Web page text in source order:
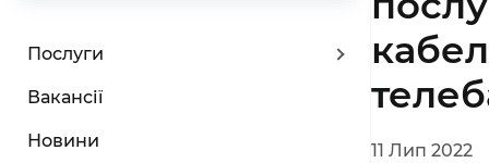
Послуги
Вакансії
Новини
11 Лип 2022